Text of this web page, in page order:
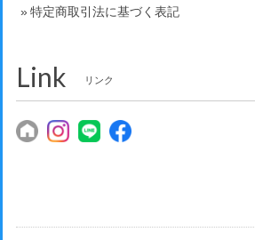
特定商取引法に基づく表記
Link リンク